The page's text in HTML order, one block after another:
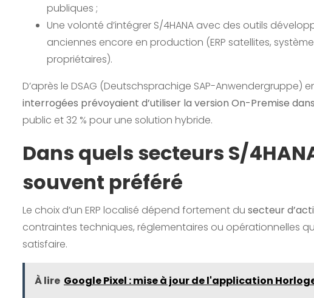
publiques ;
Une volonté d’intégrer S/4HANA avec des outils
anciennes encore en production (ERP satellites,
propriétaires).
D’après le DSAG (Deutschsprachige SAP-Anwendergruppe)
interrogées prévoyaient d’utiliser la version On-Premise
public et 32 % pour une solution hybride.
Dans quels secteurs S/
souvent préféré
Le choix d’un ERP localisé dépend fortement du secteur
contraintes techniques, réglementaires ou opérationnelles
satisfaire.
À lire Google Pixel : mise à jour de l'application